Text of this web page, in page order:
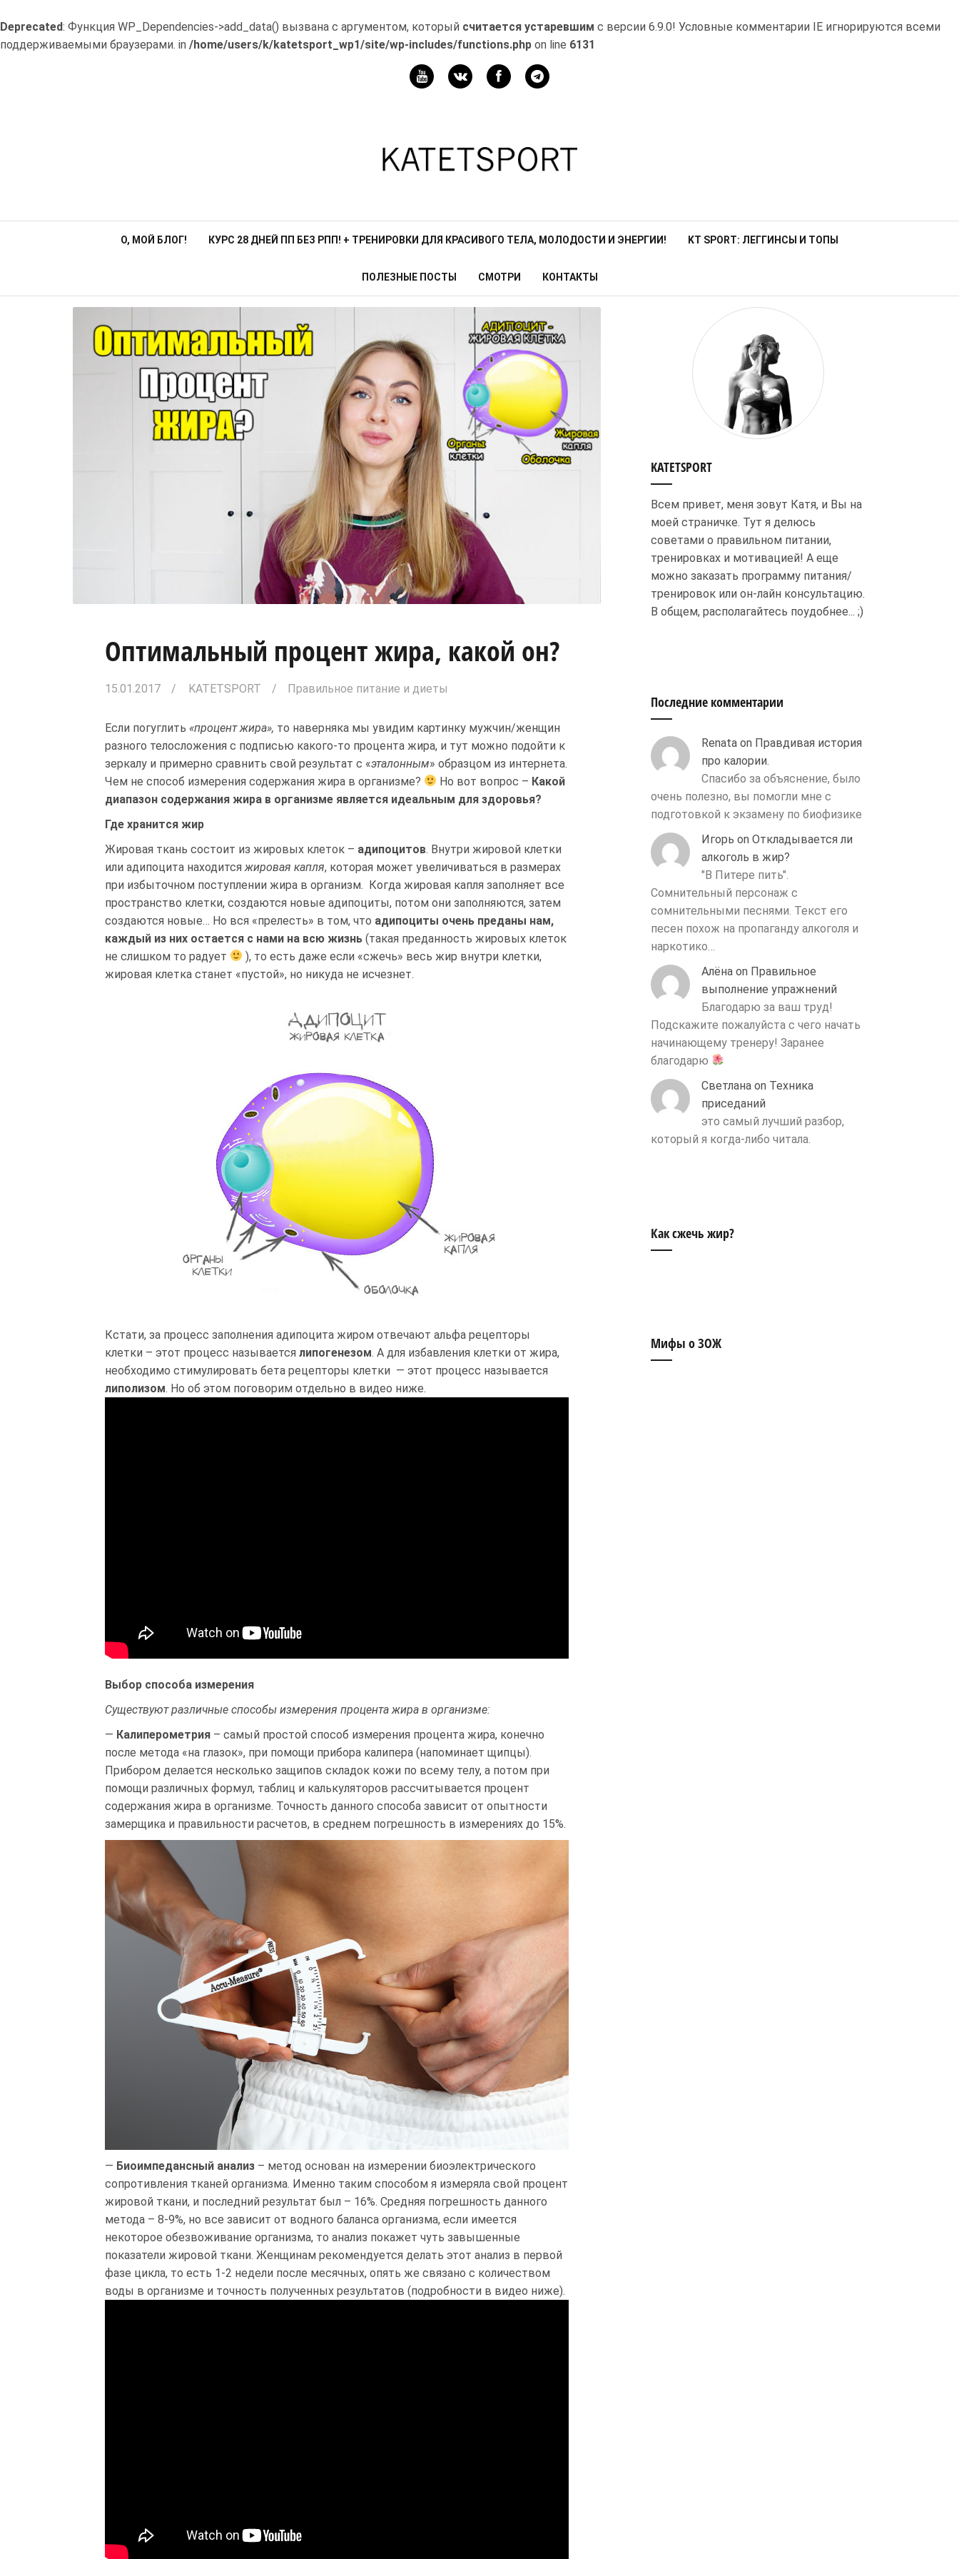
Deprecated: Функция WP_Dependencies->add_data() вызвана с аргументом, который считается устаревшим с версии 6.9.0! Условные комментарии IE игнорируются всеми
поддерживаемыми браузерами. in /home/users/k/katetsport_wp1/site/wp-includes/functions.php on line 6131
Мой
О, МОЙ БЛОГ! КУРС 28 ДНЕЙ ПП БЕЗ РПП! + ТРЕНИРОВКИ ДЛЯ КРАСИВОГО ТЕЛА, МОЛОДОСТИ И ЭНЕРГИИ! KT SPORT: ЛЕГГИНСЫ И ТОПЫ
ПОЛЕЗНЫЕ ПОСТЫ СМОТРИ КОНТАКТЫ
Оптимальный процент жира, какой он?
15.01.2017 KATETSPORT Правильное питание и диеты
Если погуглить «процент жира», то наверняка мы увидим картинку мужчин/женщин
разного телосложения с подписью какого-то процента жира, и тут можно подойти к
зеркалу и примерно сравнить свой результат с «эталонным» образцом из интернета.
Чем не способ измерения содержания жира в организме?
Но вот вопрос – Какой
диапазон содержания жира в организме является идеальным для здоровья?
Где хранится жир
Жировая ткань состоит из жировых клеток – адипоцитов. Внутри жировой клетки
или адипоцита находитсяжировая капля, которая может увеличиваться в размерах
при избыточном поступлении жира в организм. Когда жировая капля заполняет все
пространство клетки, создаются новые адипоциты, потом они заполняются, затем
создаются новые… Но вся «прелесть» в том, что адипоциты очень преданы нам,
каждый из них остается с нами на всю жизнь (такая преданность жировых клеток
не слишком то радует
), то есть даже если «сжечь» весь жир внутри клетки,
жировая клетка станет «пустой», но никуда не исчезнет.
Кстати, за процесс заполнения адипоцита жиром отвечают альфа рецепторы
клетки – этот процесс называется липогенезом. А для избавления клетки от жира,
необходимо стимулировать бета рецепторы клетки — этот процесс называется
липолизом. Но об этом поговорим отдельно в видео ниже.
Выбор способа измерения
Существуют различные способы измерения процента жира в организме:
— Калиперометрия – самый простой способ измерения процента жира, конечно
после метода «на глазок», при помощи прибора калипера (напоминает щипцы).
Прибором делается несколько защипов складок кожи по всему телу, а потом при
помощи различных формул, таблиц и калькуляторов рассчитывается процент
содержания жира в организме. Точность данного способа зависит от опытности
замерщика и правильности расчетов, в среднем погрешность в измерениях до 15%.
— Биоимпедансный анализ – метод основан на измерении биоэлектрического
сопротивления тканей организма. Именно таким способом я измеряла свой процент
жировой ткани, и последний результат был – 16%. Средняя погрешность данного
метода – 8-9%, но все зависит от водного баланса организма, если имеется
некоторое обезвоживание организма, то анализ покажет чуть завышенные
показатели жировой ткани. Женщинам рекомендуется делать этот анализ в первой
фазе цикла, то есть 1-2 недели после месячных, опять же связано с количеством
воды в организме и точность полученных результатов (подробности в видео ниже).
KATETSPORT
Всем привет, меня зовут Катя, и Вы на
моей страничке. Тут я делюсь
советами о правильном питании,
тренировках и мотивацией! А еще
можно заказать программу питания/
тренировок или он-лайн консультацию.
В общем, располагайтесь поудобнее... ;)
Последние комментарии
Renata on Правдивая история
про калории.
Спасибо за объяснение, было
очень полезно, вы помогли мне с
подготовкой к экзамену по биофизике
Игорь on Откладывается ли
алкоголь в жир?
"В Питере пить".
Сомнительный персонаж с
сомнительными песнями. Текст его
песен похож на пропаганду алкоголя и
наркотико…
Алёна on Правильное
выполнение упражнений
Благодарю за ваш труд!
Подскажите пожалуйста с чего начать
начинающему тренеру! Заранее
благодарю
Светлана on Техника
приседаний
это самый лучший разбор,
который я когда-либо читала.
Как сжечь жир?
Мифы о ЗОЖ